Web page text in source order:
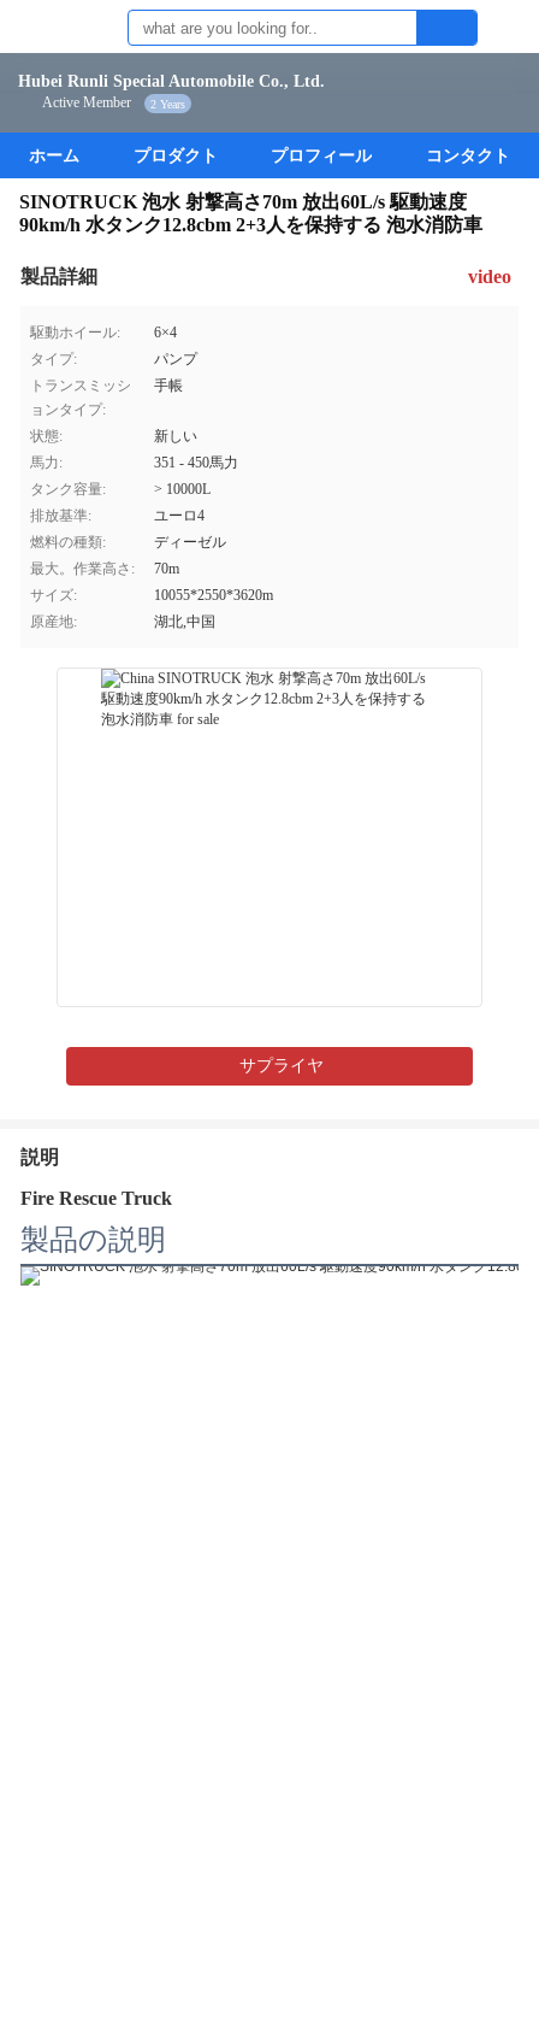
Hubei Runli Special Automobile Co., Ltd.
Active Member 2 Years
ホーム プロダクト プロフィール コンタクト
SINOTRUCK 泡水 射撃高さ70m 放出60L/s 駆動速度
90km/h 水タンク12.8cbm 2+3人を保持する 泡水消防車
製品詳細 video
駆動ホイール:
6×4
タイプ:
パンプ
トランスミッシ
ョンタイプ:
手帳
状態:
新しい
馬力:
351 - 450馬力
タンク容量:
> 10000L
排放基準:
ユーロ4
燃料の種類:
ディーゼル
最大。作業高さ:
70m
サイズ:
10055*2550*3620m
原産地:
湖北,中国
サプライヤ
説明
Fire Rescue Truck
製品の説明